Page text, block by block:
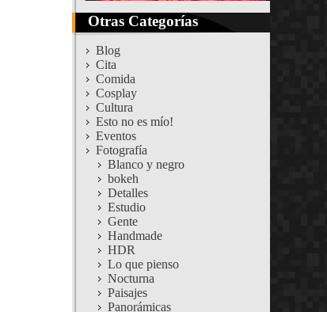
Otras Categorías
Blog
Cita
Comida
Cosplay
Cultura
Esto no es mío!
Eventos
Fotografía
Blanco y negro
bokeh
Detalles
Estudio
Gente
Handmade
HDR
Lo que pienso
Nocturna
Paisajes
Panorámicas